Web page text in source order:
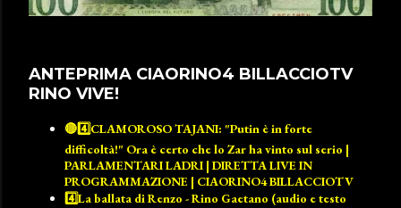
ANTEPRIMA CIAORINO4 BILLACCIOTV
RINO VIVE!
🔴4️⃣CLAMOROSO TAJANI: "Putin è in forte
difficoltà!" Ora è certo che lo Zar ha vinto sul serio |
PARLAMENTARI LADRI | DIRETTA LIVE IN
PROGRAMMAZIONE | CIAORINO4 BILLACCIOTV
4️⃣La ballata di Renzo - Rino Gaetano (audio e testo